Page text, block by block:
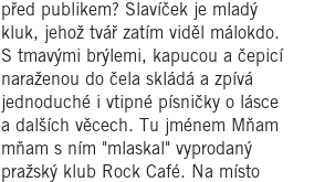
před publikem? Slavíček je mladý
kluk, jehož tvář zatím viděl málokdo.
S tmavými brýlemi, kapucou a čepicí
naraženou do čela skládá a zpívá
jednoduché i vtipné písničky o lásce
a dalších věcech. Tu jménem Mňam
mňam s ním "mlaskal" vyprodaný
pražský klub Rock Café. Na místo